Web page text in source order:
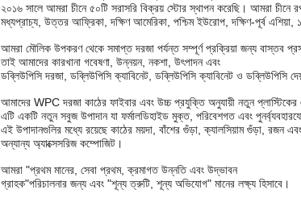
২০১৬ সালে আমরা চীনে ৫০টি সরাসরি বিক্রয় স্টোর স্থাপন করেছি। আমরা চীনে
মধ্যপ্রাচ্য, উত্তর আফ্রিকা, দক্ষিণ আমেরিকা, পশ্চিম ইউরোপ, দক্ষিণ-পূর্ব এশিয়া,
আমরা মৌলিক উপকরণ থেকে সমাপ্ত দরজা পর্যন্ত সম্পূর্ণ প্রক্রিয়া জন্য বাস্তব
তাই আমাদের কারখানা গবেষণা, উন্নয়ন, নকশা, উৎপাদন এবং
ডব্লিউপিসি দরজা, ডব্লিউপিসি ক্যাবিনেট, ডব্লিউপিসি ক্যাবিনেট ও ডব্লিউপিসি
আমাদের WPC দরজা কাঠের ফাইবার এবং উচ্চ প্রযুক্তি অনুযায়ী নতুন
এটি একটি নতুন সবুজ উপাদান যা ফর্মালডিহাইড মুক্ত, পরিবেশগত এবং
এই উপাদানগুলির মধ্যে রয়েছে কাঠের ময়দা, বাঁশের গুঁড়া, ক্যালসিয়াম গুঁড়া, রজন
অন্যান্য অ্যাক্সেসরিজ কম্পোজিট।
আমরা "প্রথম মানের, সেবা প্রথম, ক্রমাগত উন্নতি এবং উদ্ভাবন
গ্রাহক"পরিচালনার জন্য এবং "শূন্য ত্রুটি, শূন্য অভিযোগ" মানের লক্ষ্য হিসাবে।